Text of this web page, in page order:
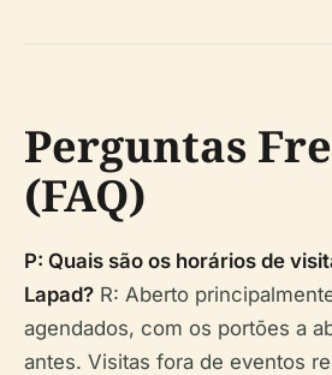
Perguntas
(FAQ)
P: Quais são os horários de
Lapad? R: Aberto
agendados, com os portões a
antes. Visitas fora de eventos